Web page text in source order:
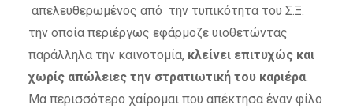
απελευθερωμένος από την τυπικότητα του Σ.Ξ.
την οποία περιέργως εφάρμοζε υιοθετώντας
παράλληλα την καινοτομία, κλείνει επιτυχώς και
χωρίς απώλειες την στρατιωτική του καριέρα.
Μα περισσότερο χαίρομαι που απέκτησα έναν φίλο